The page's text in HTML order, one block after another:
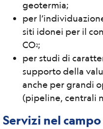
geotermia;
per
siti idonei per il
CO2;
per studi di
supporto della
anche per grandi
(pipeline, centrali
Servizi nel